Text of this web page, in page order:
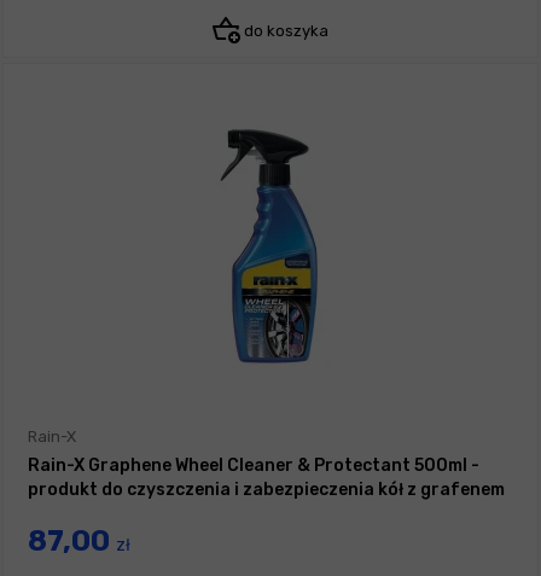
do koszyka
Rain-X
Rain-X Graphene Wheel Cleaner & Protectant 500ml -
produkt do czyszczenia i zabezpieczenia kół z grafenem
87,00 zł